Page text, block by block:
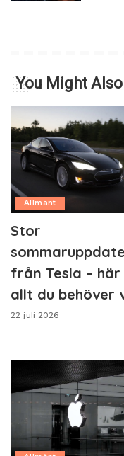
You Might
Allmänt
Stor
från Tesla –
allt du behöver
22 juli 2026